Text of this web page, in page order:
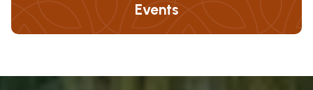
Events